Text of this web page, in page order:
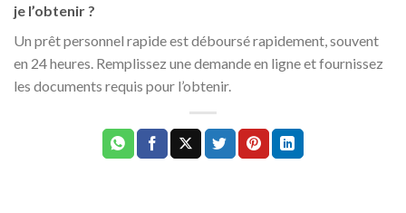
je l’obtenir ?
Un prêt personnel rapide est déboursé rapidement, souvent
en 24 heures. Remplissez une demande en ligne et fournissez
les documents requis pour l’obtenir.